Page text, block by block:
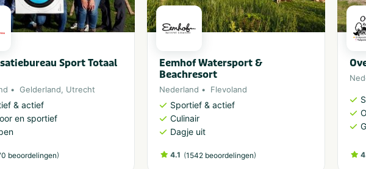
Sport Totaal
Gelderland, Utrecht
& actief
en sportief
beoordelingen)
Eemhof Watersport &
Beachresort
Nederland Flevoland
Sportief & actief
Culinair
Dagje uit
4.1 (1542 beoordelingen)